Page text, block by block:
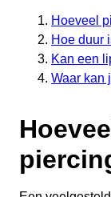
Hoeveel
Hoe duur
Kan een
Waar kan